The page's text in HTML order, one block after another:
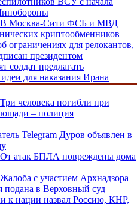
В Москва-Сити ФСБ и МВД
криптообменников
ограничениях для релокантов,
президентом
солдат предлагать
для наказания Ирана
Три человека погибли при
– полиция
Telegram Дуров объявлен в
От атак БПЛА повреждены дома
Жалоба с участием Архнадзора
подана в Верховный суд
к нации назвал Россию, КНР,